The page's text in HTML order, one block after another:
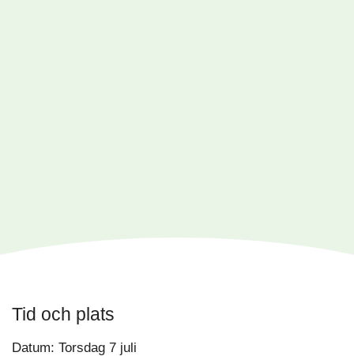
Tid och plats
Datum: Torsdag 7 juli